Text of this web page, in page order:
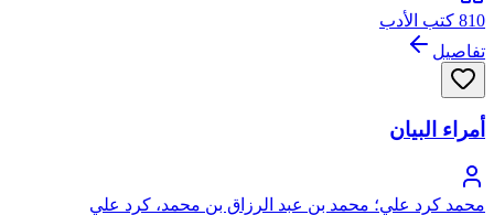
810 كتب الأدب
تفاصيل
أمراء البيان
محمد كرد علي؛ محمد بن عبد الرزاق بن محمد، كرد علي